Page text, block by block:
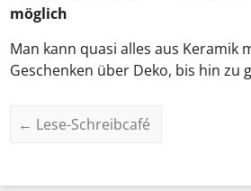
möglich
Man kann quasi alles aus Keramik
Geschenken über Deko, bis hin zu
← Lese-Schreibcafé